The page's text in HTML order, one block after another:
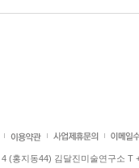
(홍지동44) 김달진미술연구소 T